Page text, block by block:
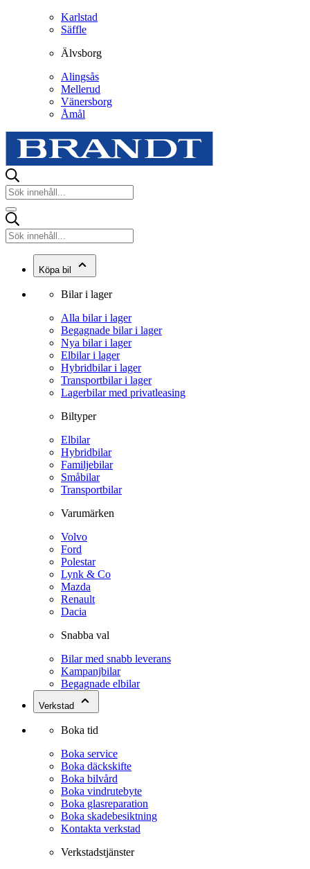
Karlstad
Säffle
Älvsborg
Alingsås
Mellerud
Vänersborg
Åmål
Köpa bil
Bilar i lager
Alla bilar i lager
Begagnade bilar i lager
Nya bilar i lager
Elbilar i lager
Hybridbilar i lager
Transportbilar i lager
Lagerbilar med privatleasing
Biltyper
Elbilar
Hybridbilar
Familjebilar
Småbilar
Transportbilar
Varumärken
Volvo
Ford
Polestar
Lynk & Co
Mazda
Renault
Dacia
Snabba val
Bilar med snabb leverans
Kampanjbilar
Begagnade elbilar
Verkstad
Boka tid
Boka service
Boka däckskifte
Boka bilvård
Boka vindrutebyte
Boka glasreparation
Boka skadebesiktning
Kontakta verkstad
Verkstadstjänster